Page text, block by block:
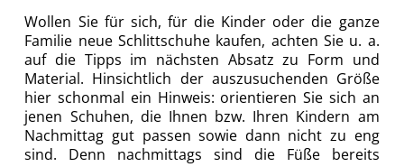
Wollen Sie für sich, für die Kinder oder die ganze
Familie neue Schlittschuhe kaufen, achten Sie u. a.
auf die Tipps im nächsten Absatz zu Form und
Material. Hinsichtlich der auszusuchenden Größe
hier schonmal ein Hinweis: orientieren Sie sich an
jenen Schuhen, die Ihnen bzw. Ihren Kindern am
Nachmittag gut passen sowie dann nicht zu eng
sind. Denn nachmittags sind die Füße bereits